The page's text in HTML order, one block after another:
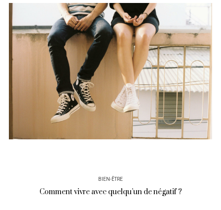
BIEN-ÊTRE
Comment vivre avec quelqu’un de négatif ?